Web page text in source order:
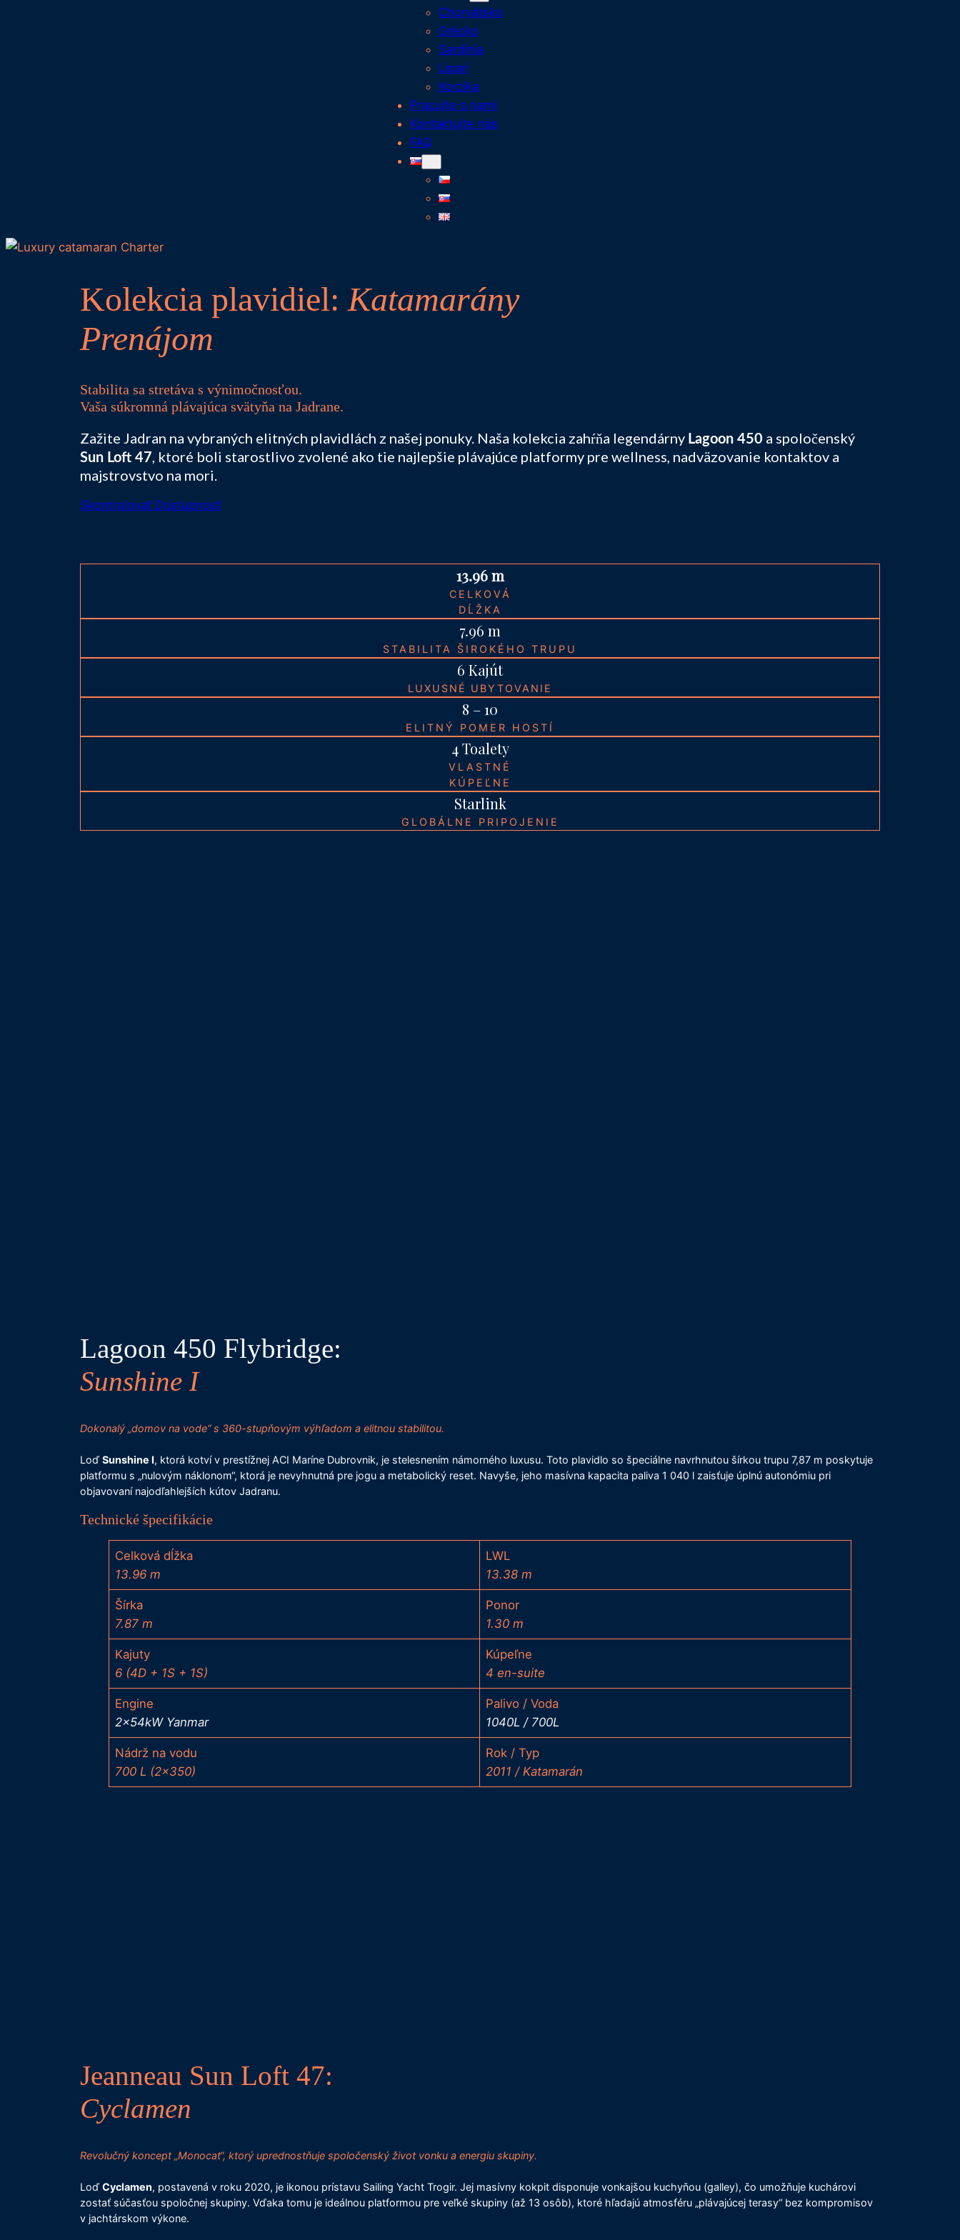
Chorvátsko
Grécko
Sardínia
Lipari
Korzika
Pracujte s nami
Kontaktujte nás
FAQ
Kolekcia plavidiel:Katamarány
Prenájom
Stabilita sa stretáva s výnimočnosťou.
Vaša súkromná plávajúca svätyňa na Jadrane.
Zažite Jadran na vybraných elitných plavidlách z našej ponuky. Naša kolekcia zahŕňa legendárny Lagoon 450 a spoločenský
Sun Loft 47, ktoré boli starostlivo zvolené ako tie najlepšie plávajúce platformy pre wellness, nadväzovanie kontaktov a
majstrovstvo na mori.
Skontrolovať Dostupnosť
13.96 m
CELKOVÁ
DĹŽKA
7.96 m
STABILITA ŠIROKÉHO TRUPU
6 Kajút
LUXUSNÉ UBYTOVANIE
8 – 10
ELITNÝ POMER HOSTÍ
4 Toalety
VLASTNÉ
KÚPEĽNE
Starlink
GLOBÁLNE PRIPOJENIE
Lagoon 450 Flybridge:
Sunshine I
Dokonalý „domov na vode“ s 360-stupňovým výhľadom a elitnou stabilitou.
Loď Sunshine I, ktorá kotví v prestížnej ACI Maríne Dubrovnik, je stelesnením námorného luxusu. Toto plavidlo so špeciálne navrhnutou šírkou trupu 7,87 m poskytuje
platformu s „nulovým náklonom“, ktorá je nevyhnutná pre jogu a metabolický reset. Navyše, jeho masívna kapacita paliva 1 040 l zaisťuje úplnú autonómiu pri
objavovaní najodľahlejších kútov Jadranu.
Technické špecifikácie
Celková dĺžka
13.96 m
LWL
13.38 m
Šírka
7.87 m
Ponor
1.30 m
Kajuty
6 (4D + 1S + 1S)
Kúpeľne
4 en-suite
Engine
2x54kW Yanmar
Palivo / Voda
1040L / 700L
Nádrž na vodu
700 L (2×350)
Rok / Typ
2011 / Katamarán
Jeanneau Sun Loft 47:
Cyclamen
Revolučný koncept „Monocat“, ktorý uprednostňuje spoločenský život vonku a energiu skupiny.
Loď Cyclamen, postavená v roku 2020, je ikonou prístavu Sailing Yacht Trogir. Jej masívny kokpit disponuje vonkajšou kuchyňou (galley), čo umožňuje kuchárovi
zostať súčasťou spoločnej skupiny. Vďaka tomu je ideálnou platformou pre veľké skupiny (až 13 osôb), ktoré hľadajú atmosféru „plávajúcej terasy“ bez kompromisov
v jachtárskom výkone.